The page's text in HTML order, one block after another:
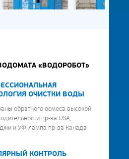
«ВОДОРОБОТ»
ОЧИСТКИ ВОДЫ
обратного осмоса высокой
пр-ва USA,
и УФ-лампа пр-ва Канада
КОНТРОЛЬ